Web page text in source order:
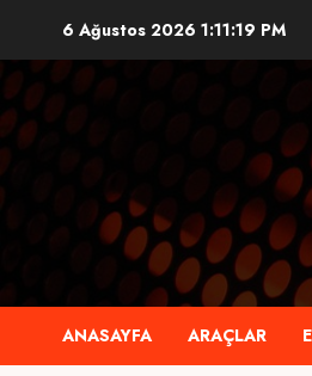
content
6 Ağustos 2026 1:11:20 PM
ANASAYFA ARAÇLAR